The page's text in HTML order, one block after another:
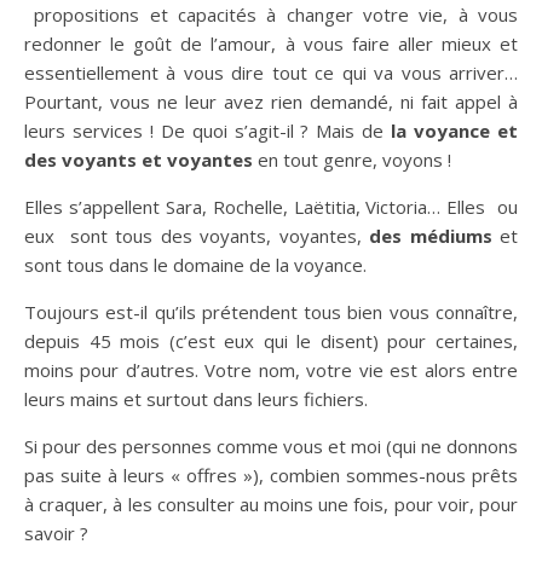
propositions et capacités à changer votre vie, à vous
redonner le goût de l’amour, à vous faire aller mieux et
essentiellement à vous dire tout ce qui va vous arriver…
Pourtant, vous ne leur avez rien demandé, ni fait appel à
leurs services ! De quoi s’agit-il ? Mais de la voyance et
des voyants et voyantes en tout genre, voyons !
Elles s’appellent Sara, Rochelle, Laëtitia, Victoria… Elles ou
eux sont tous des voyants, voyantes, des médiums et
sont tous dans le domaine de la voyance.
Toujours est-il qu’ils prétendent tous bien vous connaître,
depuis 45 mois (c’est eux qui le disent) pour certaines,
moins pour d’autres. Votre nom, votre vie est alors entre
leurs mains et surtout dans leurs fichiers.
Si pour des personnes comme vous et moi (qui ne donnons
pas suite à leurs « offres »), combien sommes-nous prêts
à craquer, à les consulter au moins une fois, pour voir, pour
savoir ?